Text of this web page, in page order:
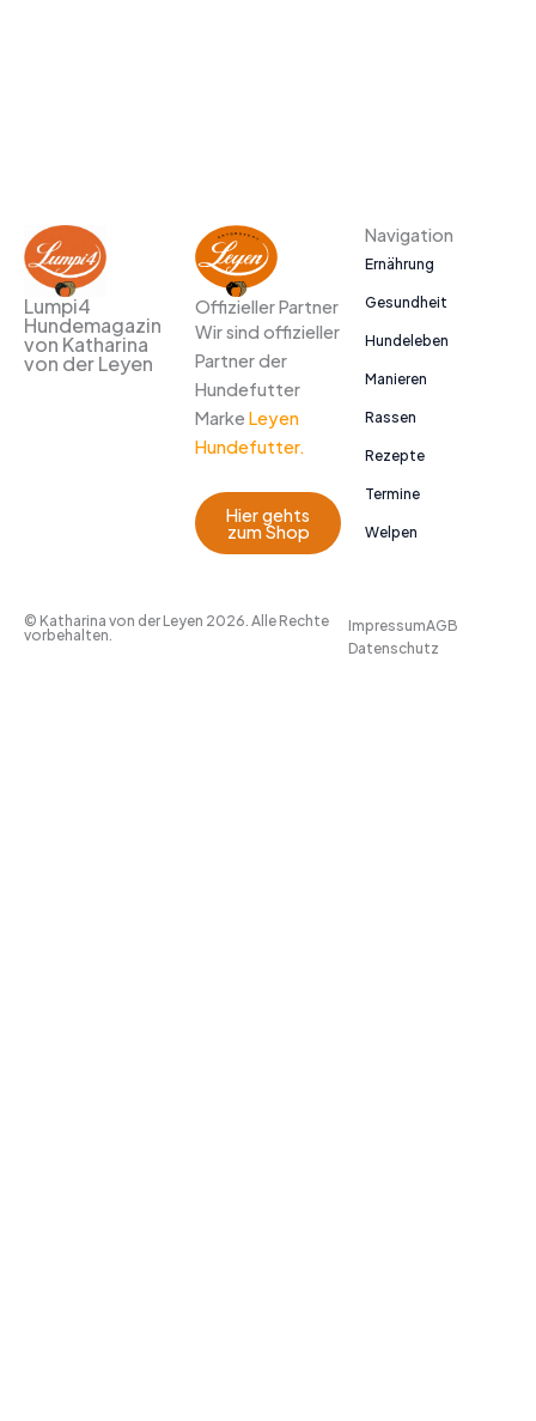
Lumpi4
Hundemagazin
von Katharina
von der Leyen
Offizieller Partner
Wir sind offizieller
Partner der
Hundefutter
Marke Leyen
Hundefutter.
Hier gehts
zum Shop
Navigation
Ernährung
Gesundheit
Hundeleben
Manieren
Rassen
Rezepte
Termine
Welpen
© Katharina von der Leyen 2026. Alle Rechte
vorbehalten.
ImpressumAGB
Datenschutz